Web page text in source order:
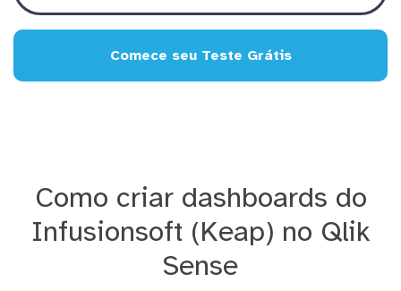
Comece seu Teste Grátis
Como criar dashboards do
Infusionsoft (Keap) no Qlik
Sense